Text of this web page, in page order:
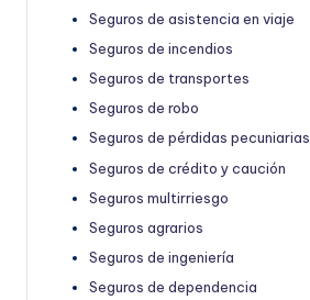
Seguros de asistencia en viaje
Seguros de incendios
Seguros de transportes
Seguros de robo
Seguros de pérdidas pecuniarias
Seguros de crédito y caución
Seguros multirriesgo
Seguros agrarios
Seguros de ingeniería
Seguros de dependencia